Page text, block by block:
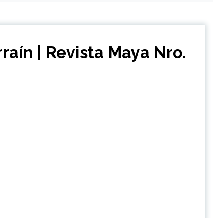
| Revista Maya Nro.